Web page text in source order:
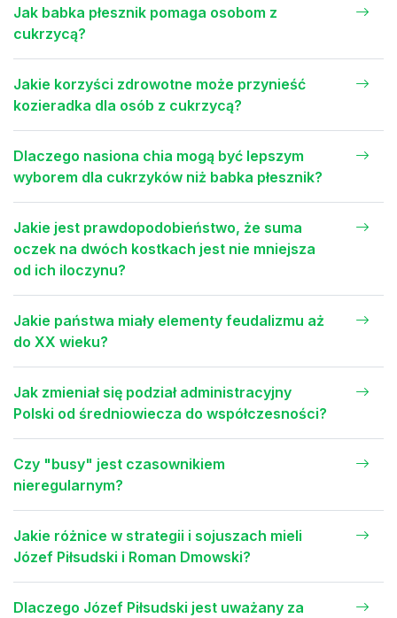
Jak babka płesznik pomaga osobom z
cukrzycą?
Jakie korzyści zdrowotne może przynieść
kozieradka dla osób z cukrzycą?
Dlaczego nasiona chia mogą być lepszym
wyborem dla cukrzyków niż babka płesznik?
Jakie jest prawdopodobieństwo, że suma
oczek na dwóch kostkach jest nie mniejsza
od ich iloczynu?
Jakie państwa miały elementy feudalizmu aż
do XX wieku?
Jak zmieniał się podział administracyjny
Polski od średniowiecza do współczesności?
Czy "busy" jest czasownikiem
nieregularnym?
Jakie różnice w strategii i sojuszach mieli
Józef Piłsudski i Roman Dmowski?
Dlaczego Józef Piłsudski jest uważany za